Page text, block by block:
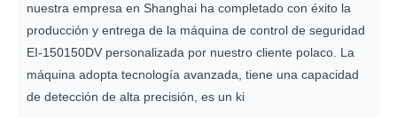
nuestra empresa en Shanghai ha completado con éxito la
producción y entrega de la máquina de control de seguridad
EI-150150DV personalizada por nuestro cliente polaco. La
máquina adopta tecnología avanzada, tiene una capacidad
de detección de alta precisión, es un ki